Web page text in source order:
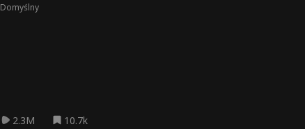
Domyślny
2.3M 10.7k